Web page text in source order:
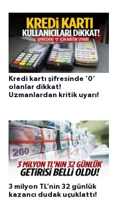
Kredi kartı şifresinde ‘0’
olanlar dikkat!
Uzmanlardan kritik uyarı!
3 milyon TL’nin 32 günlük
kazancı dudak uçuklattı!